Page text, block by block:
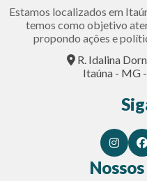
Estamos localizados em
temos como objetivo
propondo ações e
R. Idalina
Itaúna - MG